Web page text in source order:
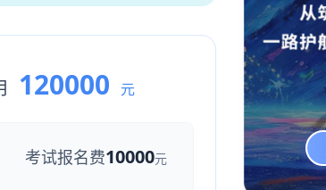
120000 元
考试报名费10000元